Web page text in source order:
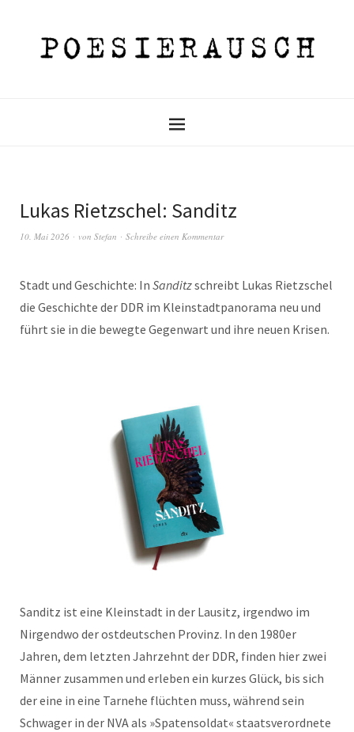
Lukas Rietzschel: Sanditz
10. Mai 2026 von Stefan Schreibe einen Kommentar
Stadt und Geschichte: In Sanditzschreibt Lukas Rietzschel
die Geschichte der DDR im Kleinstadtpanorama neu und
führt sie in die bewegte Gegenwart und ihre neuen Krisen.
Sanditz ist eine Kleinstadt in der Lausitz, irgendwo im
Nirgendwo der ostdeutschen Provinz. In den 1980er
Jahren, dem letzten Jahrzehnt der DDR, finden hier zwei
Männer zusammen und erleben ein kurzes Glück, bis sich
der eine in eine Tarnehe flüchten muss, während sein
Schwager in der NVA als »Spatensoldat« staatsverordnete